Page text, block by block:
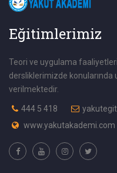
Eğitimlerimiz
Teori ve uygulama
dersliklerimizde
verilmektedir.
444 5 418
www.yakutakademi.com